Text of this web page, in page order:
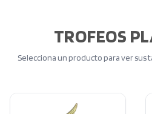
TROFEOS
Selecciona un producto para ver sus